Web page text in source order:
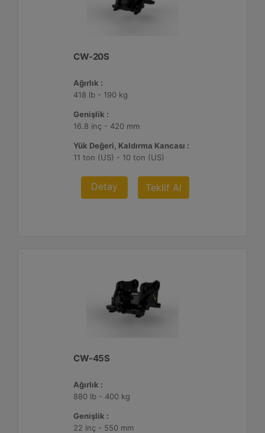
CW-20S
Ağırlık :
418 lb - 190 kg
Genişlik :
16.8 inç - 420 mm
Yük Değeri, Kaldırma Kancası :
11 ton (US) - 10 ton (US)
Detay Teklif Al
CW-45S
Ağırlık :
880 lb - 400 kg
Genişlik :
22 inç - 550 mm